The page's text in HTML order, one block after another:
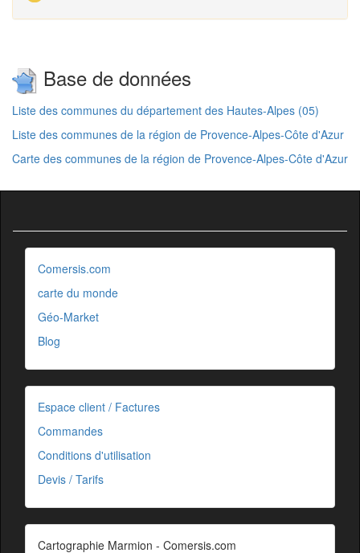
Base de données
Liste des communes du département des Hautes-Alpes (05)
Liste des communes de la région de Provence-Alpes-Côte d'Azur
Carte des communes de la région de Provence-Alpes-Côte d'Azur
Comersis.com
carte du monde
Géo-Market
Blog
Espace client / Factures
Commandes
Conditions d'utilisation
Devis / Tarifs
Cartographie Marmion - Comersis.com